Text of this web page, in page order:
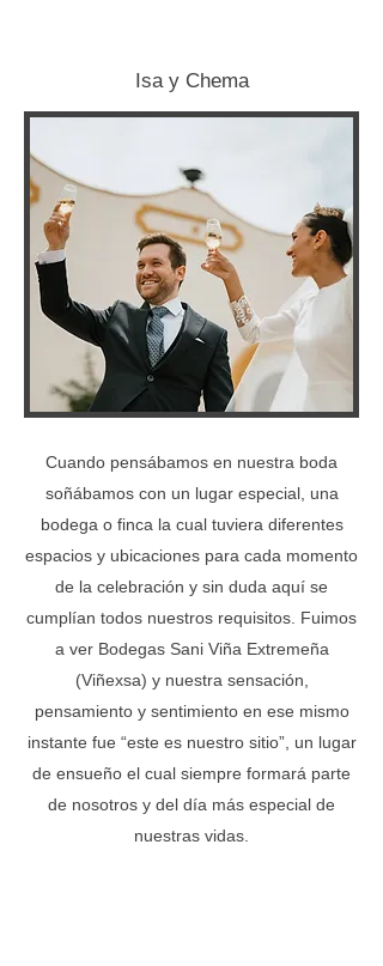
Isa y Chema
Cuando pensábamos en nuestra boda
soñábamos con un lugar especial, una
bodega o finca la cual tuviera diferentes
espacios y ubicaciones para cada momento
de la celebración y sin duda aquí se
cumplían todos nuestros requisitos. Fuimos
a ver Bodegas Sani Viña Extremeña
(Viñexsa) y nuestra sensación,
pensamiento y sentimiento en ese mismo
instante fue “este es nuestro sitio”, un lugar
de ensueño el cual siempre formará parte
de nosotros y del día más especial de
nuestras vidas.